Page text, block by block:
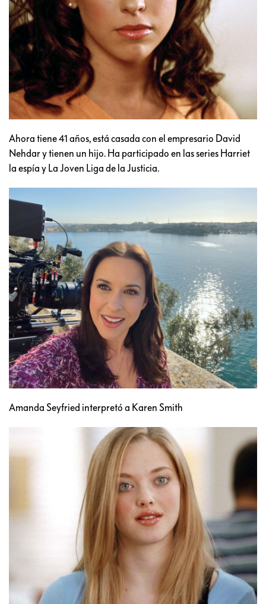
Ahora tiene 41 años, está casada con el empresario David
Nehdar y tienen un hijo. Ha participado en las series Harriet
la espía y La Joven Liga de la Justicia.
Amanda Seyfried interpretó a Karen Smith